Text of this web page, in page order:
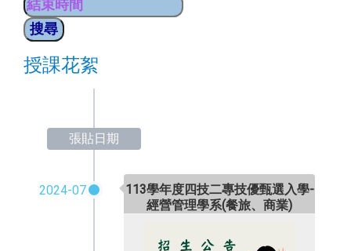
授課花絮
張貼日期
2024-07
113學年度四技二專技優甄選入學-
經營管理學系(餐旅、商業)